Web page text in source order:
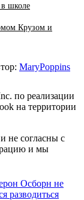
школе
Крузом и
MaryPoppins
по реализации
на территории
не согласны с
и мы
Осборн не
разводиться